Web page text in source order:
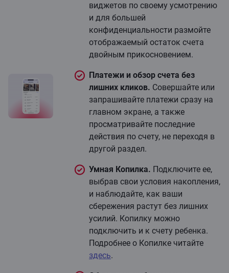
виджетов по своему усмотрению
и для большей
конфиденциальности размойте
отображаемый остаток счета
двойным прикосновением.
Платежи и обзор счета без
лишних кликов. Совершайте или
запрашивайте платежи сразу на
главном экране, а также
просматривайте последние
действия по счету, не переходя в
другой раздел.
Умная Копилка. Подключите ее,
выбрав свои условия накопления,
и наблюдайте, как ваши
сбережения растут без лишних
усилий. Копилку можно
подключить и к счету ребенка.
Подробнее о Копилке читайте
здесь.